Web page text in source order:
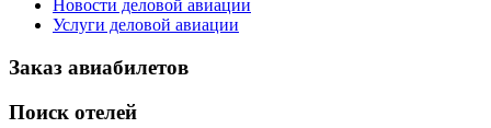
Новости деловой авиации
Услуги деловой авиации
Заказ авиабилетов
Поиск отелей